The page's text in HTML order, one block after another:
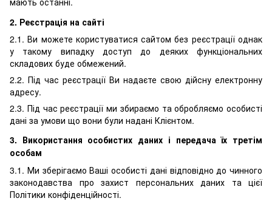
2. Реєстрація на сайті
2.1. Ви можете користуватися сайтом без реєстрації однак
у такому випадку доступ до деяких функціональних
складових буде обмежений.
2.2. Під час реєстрації Ви надаєте свою дійсну електронну
адресу.
2.3. Під час реєстрації ми збираємо та обробляємо особисті
дані за умови що вони були надані Клієнтом.
3. Використання особистих даних і передача їх третім
особам
3.1. Ми зберігаємо Ваші особисті дані відповідно до чинного
законодавства про захист персональних даних та цієї
Політики конфіденційності.